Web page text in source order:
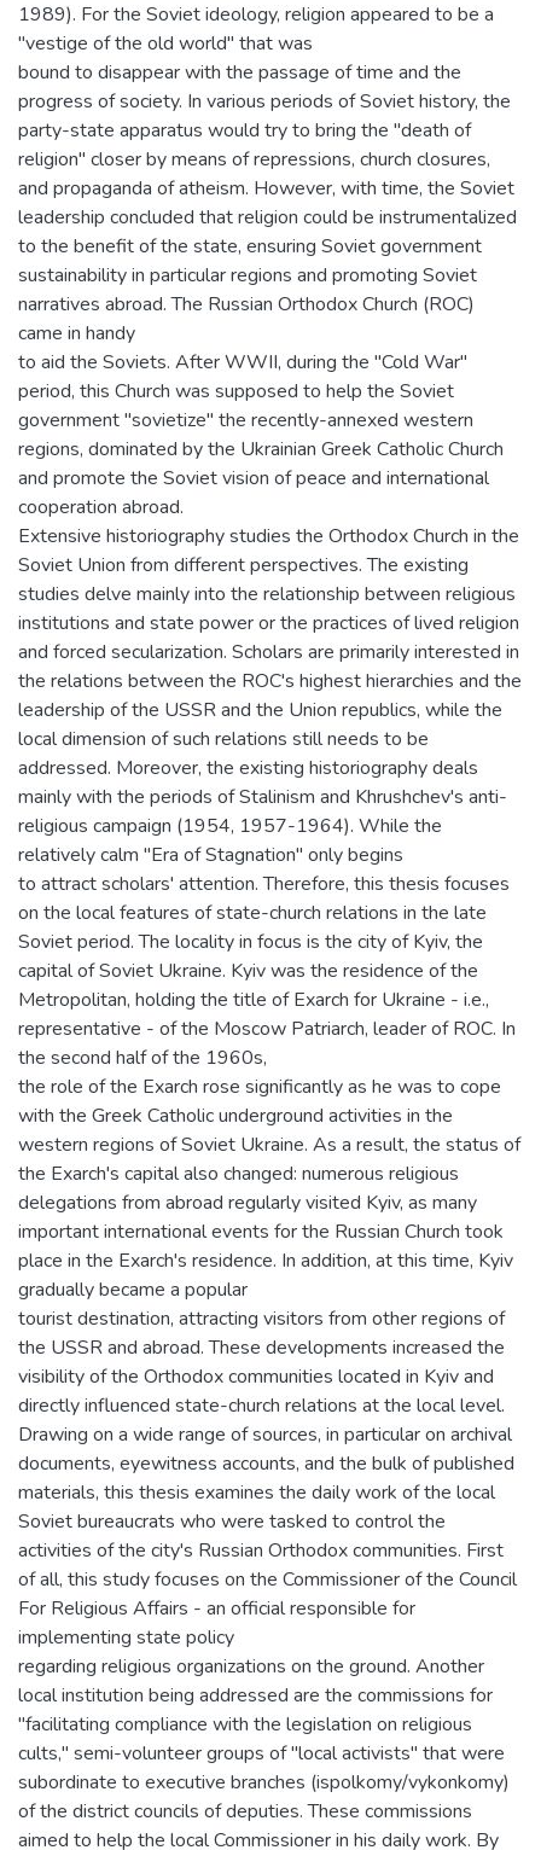
1989). For the Soviet ideology, religion appeared to be a
"vestige of the old world" that was
bound to disappear with the passage of time and the
progress of society. In various periods of Soviet history, the
party-state apparatus would try to bring the "death of
religion" closer by means of repressions, church closures,
and propaganda of atheism. However, with time, the Soviet
leadership concluded that religion could be instrumentalized
to the benefit of the state, ensuring Soviet government
sustainability in particular regions and promoting Soviet
narratives abroad. The Russian Orthodox Church (ROC)
came in handy
to aid the Soviets. After WWII, during the "Cold War"
period, this Church was supposed to help the Soviet
government "sovietize" the recently-annexed western
regions, dominated by the Ukrainian Greek Catholic Church
and promote the Soviet vision of peace and international
cooperation abroad.
Extensive historiography studies the Orthodox Church in the
Soviet Union from different perspectives. The existing
studies delve mainly into the relationship between religious
institutions and state power or the practices of lived religion
and forced secularization. Scholars are primarily interested in
the relations between the ROC's highest hierarchies and the
leadership of the USSR and the Union republics, while the
local dimension of such relations still needs to be
addressed. Moreover, the existing historiography deals
mainly with the periods of Stalinism and Khrushchev's anti-
religious campaign (1954, 1957-1964). While the
relatively calm "Era of Stagnation" only begins
to attract scholars' attention. Therefore, this thesis focuses
on the local features of state-church relations in the late
Soviet period. The locality in focus is the city of Kyiv, the
capital of Soviet Ukraine. Kyiv was the residence of the
Metropolitan, holding the title of Exarch for Ukraine - i.e.,
representative - of the Moscow Patriarch, leader of ROC. In
the second half of the 1960s,
the role of the Exarch rose significantly as he was to cope
with the Greek Catholic underground activities in the
western regions of Soviet Ukraine. As a result, the status of
the Exarch's capital also changed: numerous religious
delegations from abroad regularly visited Kyiv, as many
important international events for the Russian Church took
place in the Exarch's residence. In addition, at this time, Kyiv
gradually became a popular
tourist destination, attracting visitors from other regions of
the USSR and abroad. These developments increased the
visibility of the Orthodox communities located in Kyiv and
directly influenced state-church relations at the local level.
Drawing on a wide range of sources, in particular on archival
documents, eyewitness accounts, and the bulk of published
materials, this thesis examines the daily work of the local
Soviet bureaucrats who were tasked to control the
activities of the city's Russian Orthodox communities. First
of all, this study focuses on the Commissioner of the Council
For Religious Affairs - an official responsible for
implementing state policy
regarding religious organizations on the ground. Another
local institution being addressed are the commissions for
"facilitating compliance with the legislation on religious
cults," semi-volunteer groups of "local activists" that were
subordinate to executive branches (ispolkomy/vykonkomy)
of the district councils of deputies. These commissions
aimed to help the local Commissioner in his daily work. By